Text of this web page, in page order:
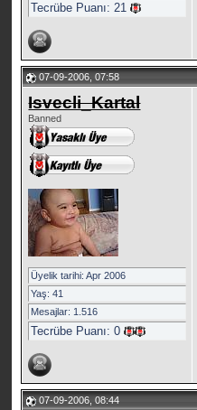
Tecrübe Puanı:21
07-09-2006, 07:58
Isvecli_Kartal
Banned
Üyelik tarihi: Apr 2006
Yaş: 41
Mesajlar: 1.516
Tecrübe Puanı:0
07-09-2006, 08:44